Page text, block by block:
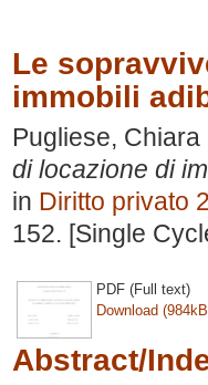
Le
immobili
Pugliese, Chiara
di locazione di
in Diritto privato
152. [Single
PDF (Full text)
Download
Abstract/